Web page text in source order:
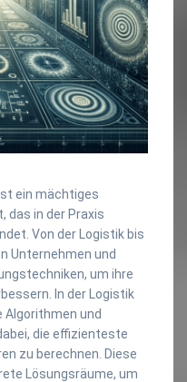
ein mächtiges
das in der Praxis
Von der Logistik bis
Unternehmen und
um ihre
In der Logistik
Algorithmen und
die effizienteste
zu berechnen. Diese
Lösungsräume, um